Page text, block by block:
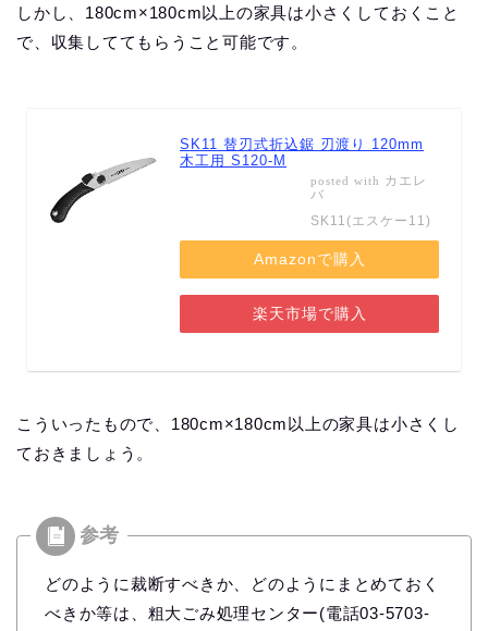
しかし、180cm×180cm以上の家具は小さくしておくこと
で、収集しててもらうこと可能です。
SK11 替刃式折込鋸 刃渡り 120mm
木工用 S120-M
posted with カエレ
バ
SK11(エスケー11)
Amazonで購入
楽天市場で購入
こういったもので、180cm×180cm以上の家具は小さくし
ておきましょう。
どのように裁断すべきか、どのようにまとめておく
べきか等は、粗大ごみ処理センター(電話03-5703-